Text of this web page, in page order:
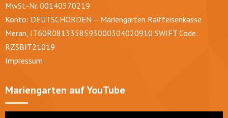
MwSt.-Nr. 00140570219
Konto: DEUTSCHORDEN – Mariengarten Raiffeisenkasse
Meran, IT60R0813358593000304020910 SWIFT Code:
RZSBIT21019
Impressum
Mariengarten auf YouTube